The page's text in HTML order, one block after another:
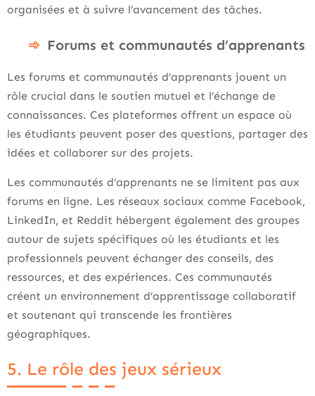
organisées et à suivre l’avancement des tâches.
Forums et communautés d’apprenants
Les forums et communautés d’apprenants jouent un
rôle crucial dans le soutien mutuel et l’échange de
connaissances. Ces plateformes offrent un espace où
les étudiants peuvent poser des questions, partager des
idées et collaborer sur des projets.
Les communautés d’apprenants ne se limitent pas aux
forums en ligne. Les réseaux sociaux comme Facebook,
LinkedIn, et Reddit hébergent également des groupes
autour de sujets spécifiques où les étudiants et les
professionnels peuvent échanger des conseils, des
ressources, et des expériences. Ces communautés
créent un environnement d’apprentissage collaboratif
et soutenant qui transcende les frontières
géographiques.
5. Le rôle des jeux sérieux